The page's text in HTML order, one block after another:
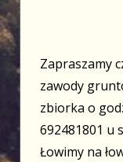
Zapraszamy
zawody
zbiorka o
692481801 u
Łowimy na